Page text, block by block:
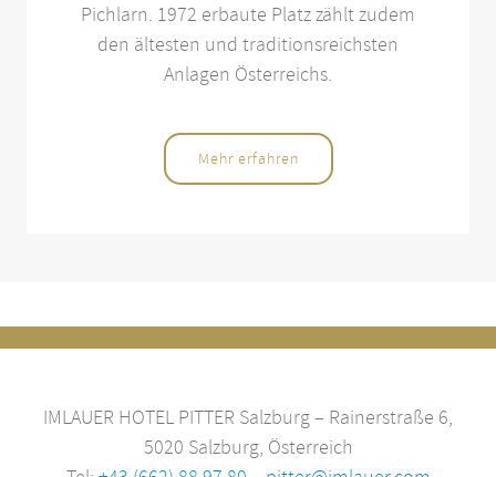
Pichlarn. 1972 erbaute Platz zählt zudem
den ältesten und traditionsreichsten
Anlagen Österreichs.
Mehr erfahren
IMLAUER HOTEL PITTER Salzburg – Rainerstraße 6,
5020 Salzburg, Österreich